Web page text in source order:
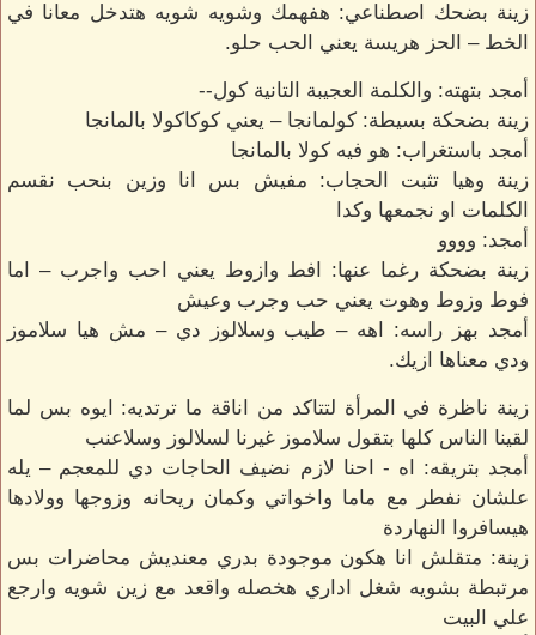
زينة بضحك اصطناعي: هفهمك وشويه شويه هتدخل معانا في
الخط – الحز هريسة يعني الحب حلو.
أمجد بتهته: والكلمة العجيبة التانية كول--
زينة بضحكة بسيطة: كولمانجا – يعني كوكاكولا بالمانجا
أمجد باستغراب: هو فيه كولا بالمانجا
زينة وهيا تثبت الحجاب: مفيش بس انا وزين بنحب نقسم
الكلمات او نجمعها وكدا
أمجد: وووو
زينة بضحكة رغما عنها: افط وازوط يعني احب واجرب – اما
فوط وزوط وهوت يعني حب وجرب وعيش
أمجد بهز راسه: اهه – طيب وسلالوز دي – مش هيا سلاموز
ودي معناها ازيك.
زينة ناظرة في المرأة لتتاكد من اناقة ما ترتديه: ايوه بس لما
لقينا الناس كلها بتقول سلاموز غيرنا لسلالوز وسلاعنب
أمجد بتريقه: اه - احنا لازم نضيف الحاجات دي للمعجم – يله
علشان نفطر مع ماما واخواتي وكمان ريحانه وزوجها وولادها
هيسافروا النهاردة
زينة: متقلش انا هكون موجودة بدري معنديش محاضرات بس
مرتبطة بشويه شغل اداري هخصله واقعد مع زين شويه وارجع
علي البيت